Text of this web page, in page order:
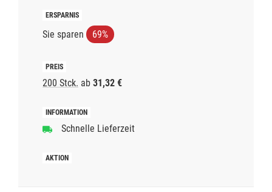
Sie sparen 69%
200 Stck. ab 31,32 €
Schnelle Lieferzeit